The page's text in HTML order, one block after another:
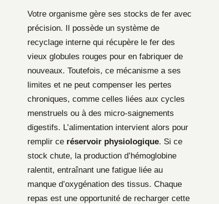
Votre organisme gère ses stocks de fer avec
précision. Il possède un système de
recyclage interne qui récupère le fer des
vieux globules rouges pour en fabriquer de
nouveaux. Toutefois, ce mécanisme a ses
limites et ne peut compenser les pertes
chroniques, comme celles liées aux cycles
menstruels ou à des micro-saignements
digestifs. L’alimentation intervient alors pour
remplir ce réservoir physiologique. Si ce
stock chute, la production d’hémoglobine
ralentit, entraînant une fatigue liée au
manque d’oxygénation des tissus. Chaque
repas est une opportunité de recharger cette